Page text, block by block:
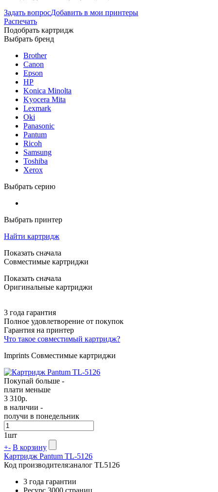
Задать вопросДобавить в мои принтеры
Распечать
Подобрать картридж
Выбрать бренд
Brother
Canon
Epson
HP
Konica Minolta
Kyocera Mita
Lexmark
Oki
Panasonic
Pantum
Ricoh
Samsung
Toshiba
Xerox
Выбрать серию
Выбрать принтер
Найти картридж
Показать сначала
Совместимые картриджи
Показать сначала
Оригинальные картриджи
3 года гарантия
Полное удовлетворение от покупок
Гарантия на принтер
Что такое совместимый картридж?
Imprints Совместимые картриджи
Покупай больше -
плати меньше
3 310р.
в наличии -
получи в понедельник
1шт
+- В корзину
Картридж Pantum TL-5126
Код производителя:аналог TL5126
3 года гарантии
Ресурс 3000 страниц